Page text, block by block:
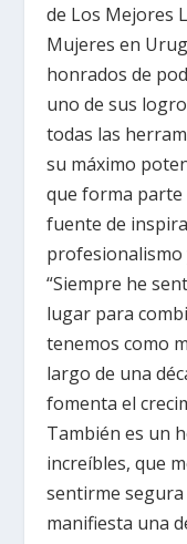
de Los Mejores
Mujeres en
honrados de
uno de sus
todas las
su máximo
que forma
fuente de
profesionalismo
“Siempre he
lugar para
tenemos como
largo de una
fomenta el
También es un
increíbles, que
sentirme
manifiesta una